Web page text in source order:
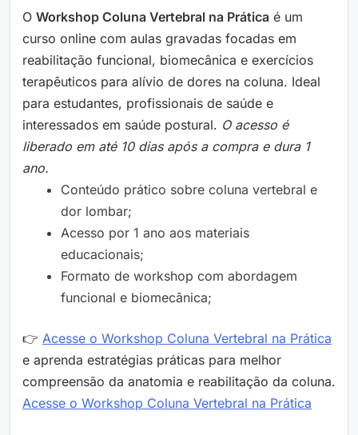
O Workshop Coluna Vertebral na Prática é um
curso online com aulas gravadas focadas em
reabilitação funcional, biomecânica e exercícios
terapêuticos para alívio de dores na coluna. Ideal
para estudantes, profissionais de saúde e
interessados em saúde postural. O acesso é
liberado em até 10 dias após a compra e dura 1
ano.
Conteúdo prático sobre coluna vertebral e
dor lombar;
Acesso por 1 ano aos materiais
educacionais;
Formato de workshop com abordagem
funcional e biomecânica;
👉 Acesse o Workshop Coluna Vertebral na Prática
e aprenda estratégias práticas para melhor
compreensão da anatomia e reabilitação da coluna.
Acesse o Workshop Coluna Vertebral na Prática